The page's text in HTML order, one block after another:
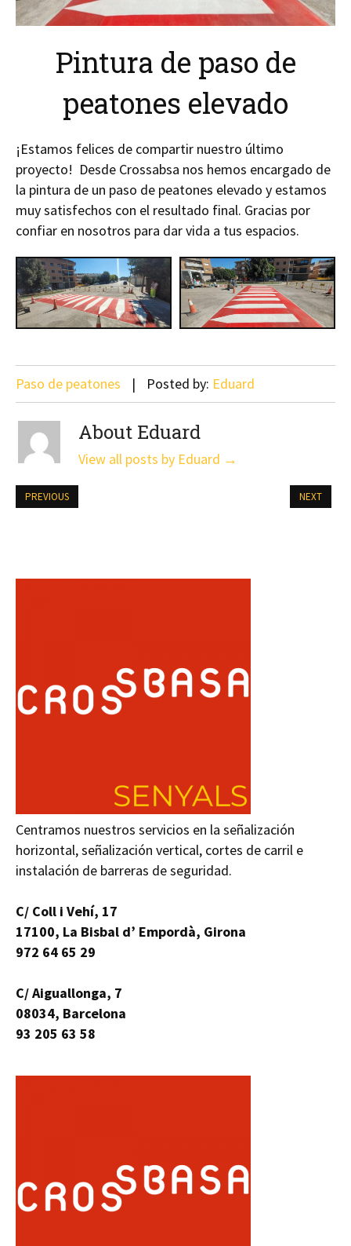
Pintura de paso de
peatones elevado
¡Estamos felices de compartir nuestro último
proyecto! Desde Crossabsa nos hemos encargado de
la pintura de un paso de peatones elevado y estamos
muy satisfechos con el resultado final. Gracias por
confiar en nosotros para dar vida a tus espacios.
Paso de peatones Posted by: Eduard
About Eduard
View all posts by Eduard →
PREVIOUS NEXT
Centramos nuestros servicios en la señalización
horizontal, señalización vertical, cortes de carril e
instalación de barreras de seguridad.
C/ Coll i Vehí, 17
17100, La Bisbal d’ Empordà, Girona
972 64 65 29
C/ Aiguallonga, 7
08034, Barcelona
93 205 63 58